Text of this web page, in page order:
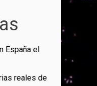
España el
reales de